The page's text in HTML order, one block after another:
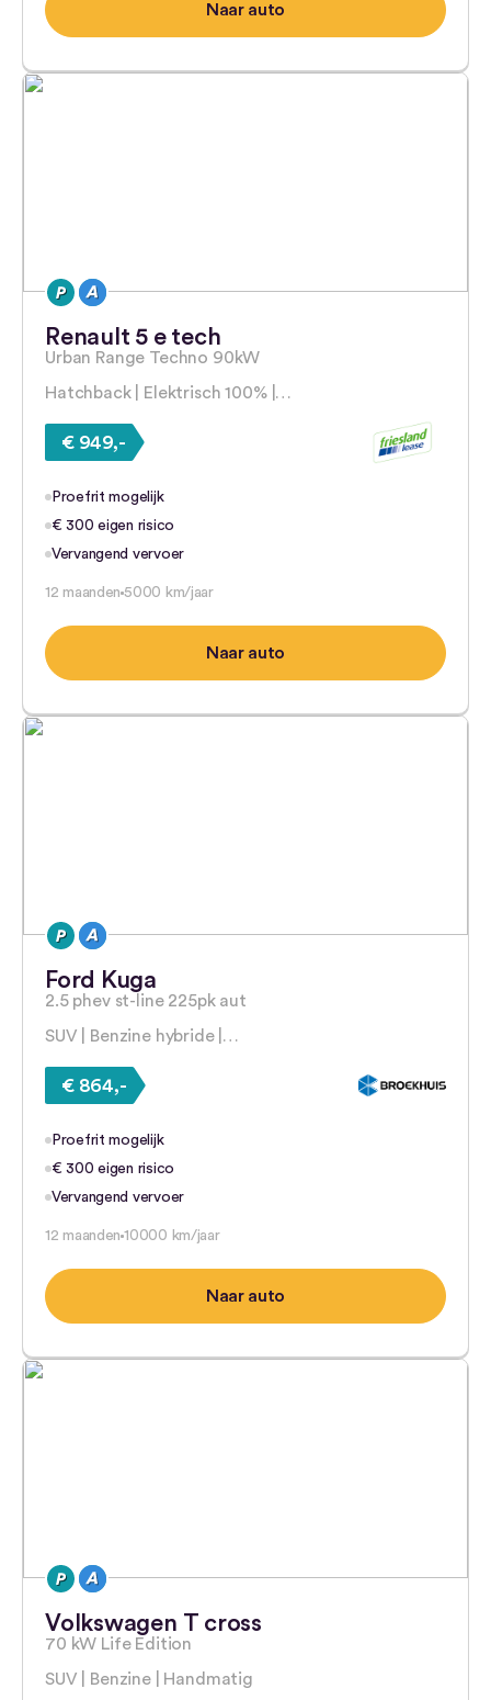
Naar auto
Renault 5 e tech
Urban Range Techno 90kW
Hatchback | Elektrisch 100% |…
€ 949,-
Proefrit mogelijk
€ 300 eigen risico
Vervangend vervoer
12 maanden 5000 km/jaar
Naar auto
Ford Kuga
2.5 phev st-line 225pk aut
SUV | Benzine hybride |…
€ 864,-
Proefrit mogelijk
€ 300 eigen risico
Vervangend vervoer
12 maanden 10000 km/jaar
Naar auto
Volkswagen T cross
70 kW Life Edition
SUV | Benzine | Handmatig